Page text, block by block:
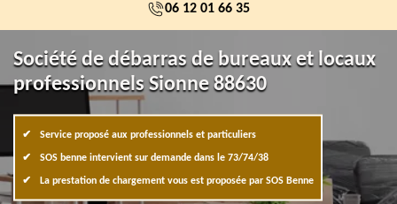
06 12 01 66 35
Société de débarras de bureaux et locaux
professionnels Sionne 88630
Service proposé aux professionnels et particuliers
SOS benne intervient sur demande dans le 73/74/38
La prestation de chargement vous est proposée par SOS Benne